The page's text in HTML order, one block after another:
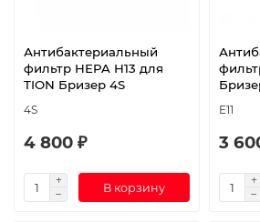
Антибактериальный
фильтр HEPA H13 для
TION Бризер 4S
4S
4 800 ₽
В корзину
E11
3